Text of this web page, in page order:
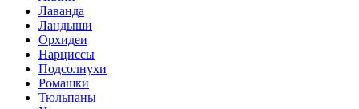
Лаванда
Ландыши
Орхидеи
Нарциссы
Подсолнухи
Ромашки
Тюльпаны